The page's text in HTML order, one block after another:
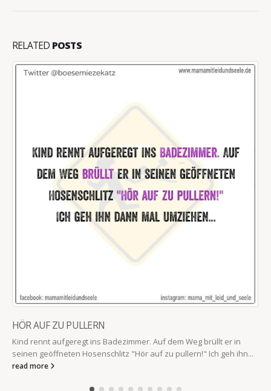
RELATED POSTS
HÖR AUF ZU PULLERN
Kind rennt aufgeregt ins Badezimmer. Auf dem Weg brüllt er in
seinen geöffneten Hosenschlitz "Hör auf zu pullern!" Ich geh ihn...
read more